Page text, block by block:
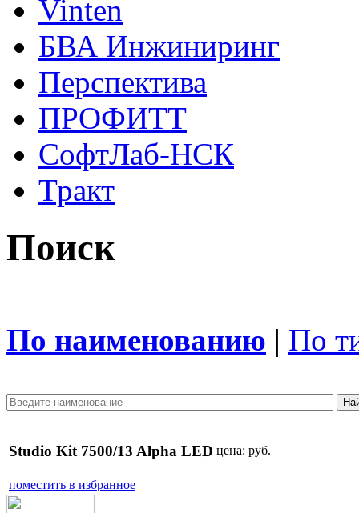
Vinten
БВА Инжиниринг
Перспектива
ПРОФИТТ
СофтЛаб-НСК
Тракт
Поиск
По наименованию | По
Studio Kit 7500/13 Alpha LED цена: руб.
поместить в избранное